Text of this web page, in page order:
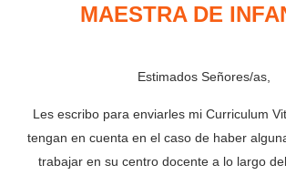
MAESTRA DE
Estimados Señores/as,
Les escribo para enviarles mi Curriculum
tengan en cuenta en el caso de haber
trabajar en su centro docente a lo largo